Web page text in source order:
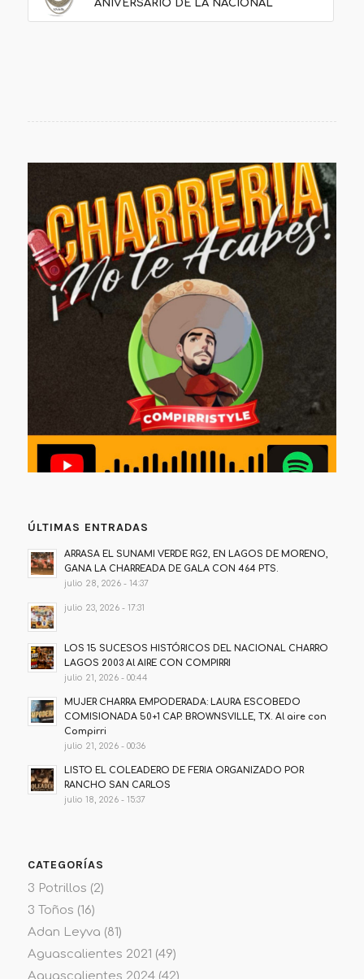
ANIVERSARIO DE LA NACIONAL
ÚLTIMAS ENTRADAS
ARRASA EL SUNAMI VERDE RG2, EN LAGOS DE MORENO,
GANA LA CHARREADA DE GALA CON 464 PTS.
julio 28, 2026 - 14:37
julio 23, 2026 - 17:31
LOS 15 SUCESOS HISTÓRICOS DEL NACIONAL CHARRO
LAGOS 2003 Al AIRE CON COMPIRRI
julio 21, 2026 - 00:44
MUJER CHARRA EMPODERADA: LAURA ESCOBEDO
COMISIONADA 50+1 CAP. BROWNSVILLE, TX. Al aire con
Compirri
julio 21, 2026 - 00:36
LISTO EL COLEADERO DE FERIA ORGANIZADO POR
RANCHO SAN CARLOS
julio 18, 2026 - 15:37
CATEGORÍAS
3 Potrillos (2)
3 Toños (16)
Adan Leyva (81)
Aguascalientes 2021 (49)